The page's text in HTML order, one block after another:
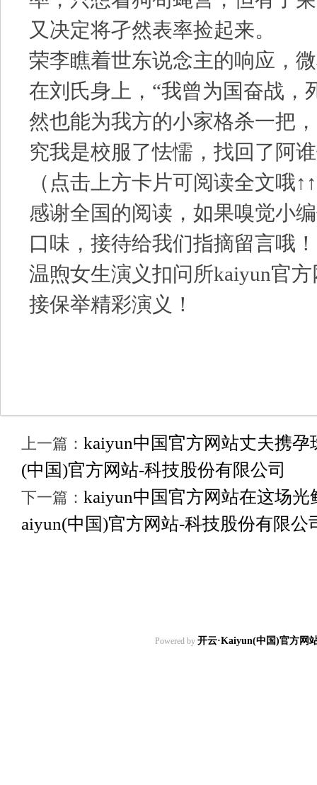
又决定将孑然表率捡起来。
荣李瞧着世东说念主的响应，
在刘氏身上，“我曾为国奋战，
然也能为我方的小家格杀一把
究我是校服了怯懦，找回了阿
（点击上方卡片可阅读全文哦
感谢全国的阅读，如果嗅觉小
口味，接待给我们指摘留言哦！
温煦女生演义扣问所kaiyun官
接保举精彩演义！
上一篇： kaiyun中国官方网站丈夫携孕
(中国)官方网站-科技股份有限公司
下一篇： kaiyun中国官方网站在这场
aiyun(中国)官方网站-科技股份有限公
Powered by 开云·Kaiyun(中国)官方网